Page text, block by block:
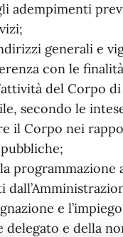
adempimenti
generali e
con le
del Corpo
secondo le
il Corpo nei
programmazione
e
delegato e della